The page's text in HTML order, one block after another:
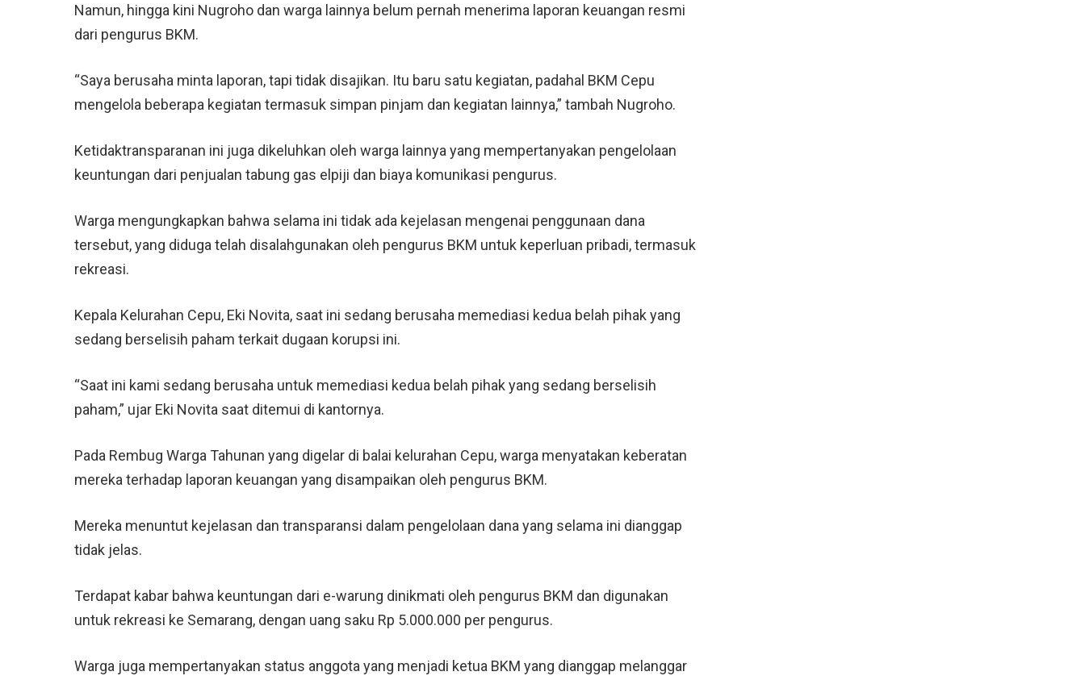
Namun, hingga kini Nugroho dan warga lainnya belum pernah menerima laporan keuangan resmi
dari pengurus BKM.
“Saya berusaha minta laporan, tapi tidak disajikan. Itu baru satu kegiatan, padahal BKM Cepu
mengelola beberapa kegiatan termasuk simpan pinjam dan kegiatan lainnya,” tambah Nugroho.
Ketidaktransparanan ini juga dikeluhkan oleh warga lainnya yang mempertanyakan pengelolaan
keuntungan dari penjualan tabung gas elpiji dan biaya komunikasi pengurus.
Warga mengungkapkan bahwa selama ini tidak ada kejelasan mengenai penggunaan dana
tersebut, yang diduga telah disalahgunakan oleh pengurus BKM untuk keperluan pribadi, termasuk
rekreasi.
Kepala Kelurahan Cepu, Eki Novita, saat ini sedang berusaha memediasi kedua belah pihak yang
sedang berselisih paham terkait dugaan korupsi ini.
“Saat ini kami sedang berusaha untuk memediasi kedua belah pihak yang sedang berselisih
paham,” ujar Eki Novita saat ditemui di kantornya.
Pada Rembug Warga Tahunan yang digelar di balai kelurahan Cepu, warga menyatakan keberatan
mereka terhadap laporan keuangan yang disampaikan oleh pengurus BKM.
Mereka menuntut kejelasan dan transparansi dalam pengelolaan dana yang selama ini dianggap
tidak jelas.
Terdapat kabar bahwa keuntungan dari e-warung dinikmati oleh pengurus BKM dan digunakan
untuk rekreasi ke Semarang, dengan uang saku Rp 5.000.000 per pengurus.
Warga juga mempertanyakan status anggota yang menjadi ketua BKM yang dianggap melanggar